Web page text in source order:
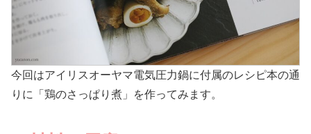
今回はアイリスオーヤマ電気圧力鍋に付属のレシピ本の通
りに「鶏のさっぱり煮」を作ってみます。